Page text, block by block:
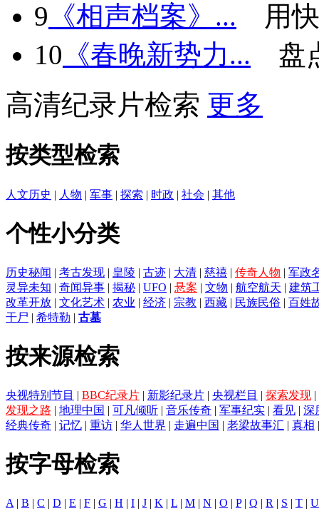
9 《相声档案》...
用
10 《春晚新势力...
盘
高清纪录片检索 更多
按类型检索
人文历史 | 人物 | 军事 | 探索 | 时政 | 社会 | 其他
个性小分类
历史秘闻 | 考古发现 | 皇陵 | 古迹 | 大清 | 慈禧 | 传奇人物 | 军政
灵异未知 | 奇闻异事 | 揭秘 | UFO | 悬案 | 文物 | 航空航天 | 建筑
改革开放 | 文化艺术 | 农业 | 经济 | 宗教 | 西藏 | 民族民俗 | 百姓
干尸 | 希特勒 | 古墓
按来源检索
央视特别节目 | BBC纪录片 | 新影纪录片 | 央视栏目 | 探索发现 |
发现之路 | 地理中国 | 可凡倾听 | 音乐传奇 | 军事纪实 | 看见 | 深
经典传奇 | 记忆 | 重访 | 华人世界 | 走遍中国 | 老梁故事汇 | 真相
按字母检索
A | B | C | D | E | F | G | H | I | J | K | L | M | N | O | P| Q | R | S | T | U